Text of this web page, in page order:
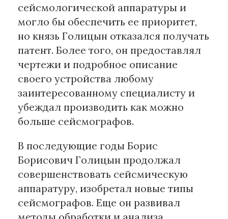
сейсмологической аппаратуры и
могло бы обеспечить ее приоритет,
но князь Голицын отказался получать
патент. Более того, он предоставлял
чертежи и подробное описание
своего устройства любому
заинтересованному специалисту и
убеждал производить как можно
больше сейсмографов.
В последующие годы Борис
Борисович Голицын продолжал
совершенствовать сейсмическую
аппаратуру, изобретал новые типы
сейсмографов. Еще он развивал